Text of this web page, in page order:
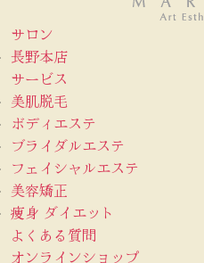
サロン
長野本店
サービス
美肌脱毛
ボディエステ
ブライダルエステ
フェイシャルエステ
美容矯正
痩身 ダイエット
よくある質問
オンラインショップ